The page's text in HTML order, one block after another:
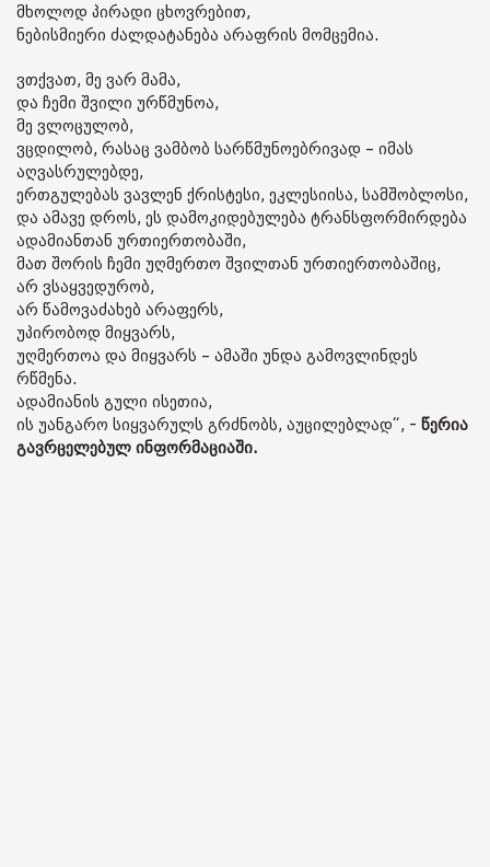
მხოლოდ პირადი ცხოვრებით,
ნებისმიერი ძალდატანება არაფრის მომცემია.
ვთქვათ, მე ვარ მამა,
და ჩემი შვილი ურწმუნოა,
მე ვლოცულობ,
ვცდილობ, რასაც ვამბობ სარწმუნოებრივად – იმას
აღვასრულებდე,
ერთგულებას ვავლენ ქრისტესი, ეკლესიისა, სამშობლოსი,
და ამავე დროს, ეს დამოკიდებულება ტრანსფორმირდება
ადამიანთან ურთიერთობაში,
მათ შორის ჩემი უღმერთო შვილთან ურთიერთობაშიც,
არ ვსაყვედურობ,
არ წამოვაძახებ არაფერს,
უპირობოდ მიყვარს,
უღმერთოა და მიყვარს – ამაში უნდა გამოვლინდეს
რწმენა.
ადამიანის გული ისეთია,
ის უანგარო სიყვარულს გრძნობს, აუცილებლად“, - წერია
გავრცელებულ ინფორმაციაში.